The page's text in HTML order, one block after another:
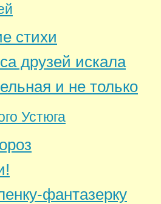
стихи
друзей искала
и не только
Устюга
фантазерку